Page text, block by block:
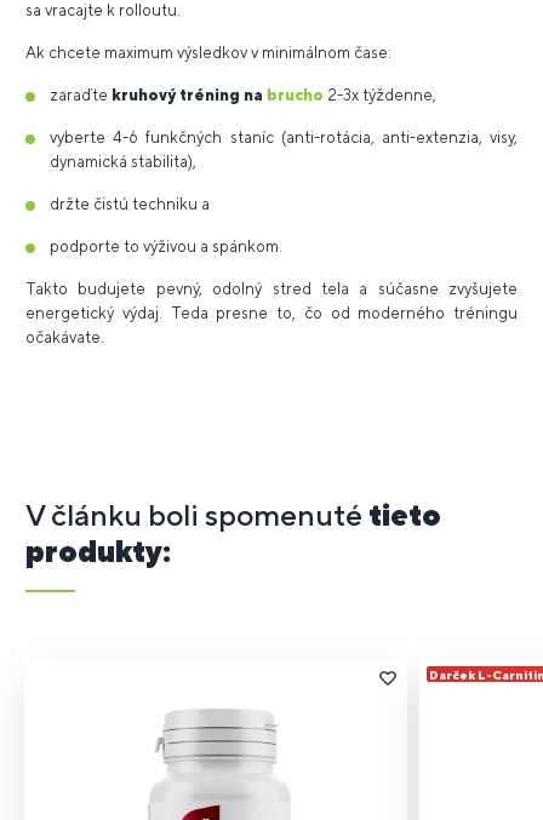
sa vracajte k rolloutu.
Ak chcete maximum výsledkov v minimálnom čase:
zaraďte kruhový tréning na brucho 2-3x týždenne,
vyberte 4-6 funkčných staníc (anti-rotácia, anti-extenzia, visy,
dynamická stabilita),
držte čistú techniku a
podporte to výživou a spánkom.
Takto budujete pevný, odolný stred tela a súčasne zvyšujete
energetický výdaj. Teda presne to, čo od moderného tréningu
očakávate.
V článku boli spomenuté tieto
produkty:
Darček L-